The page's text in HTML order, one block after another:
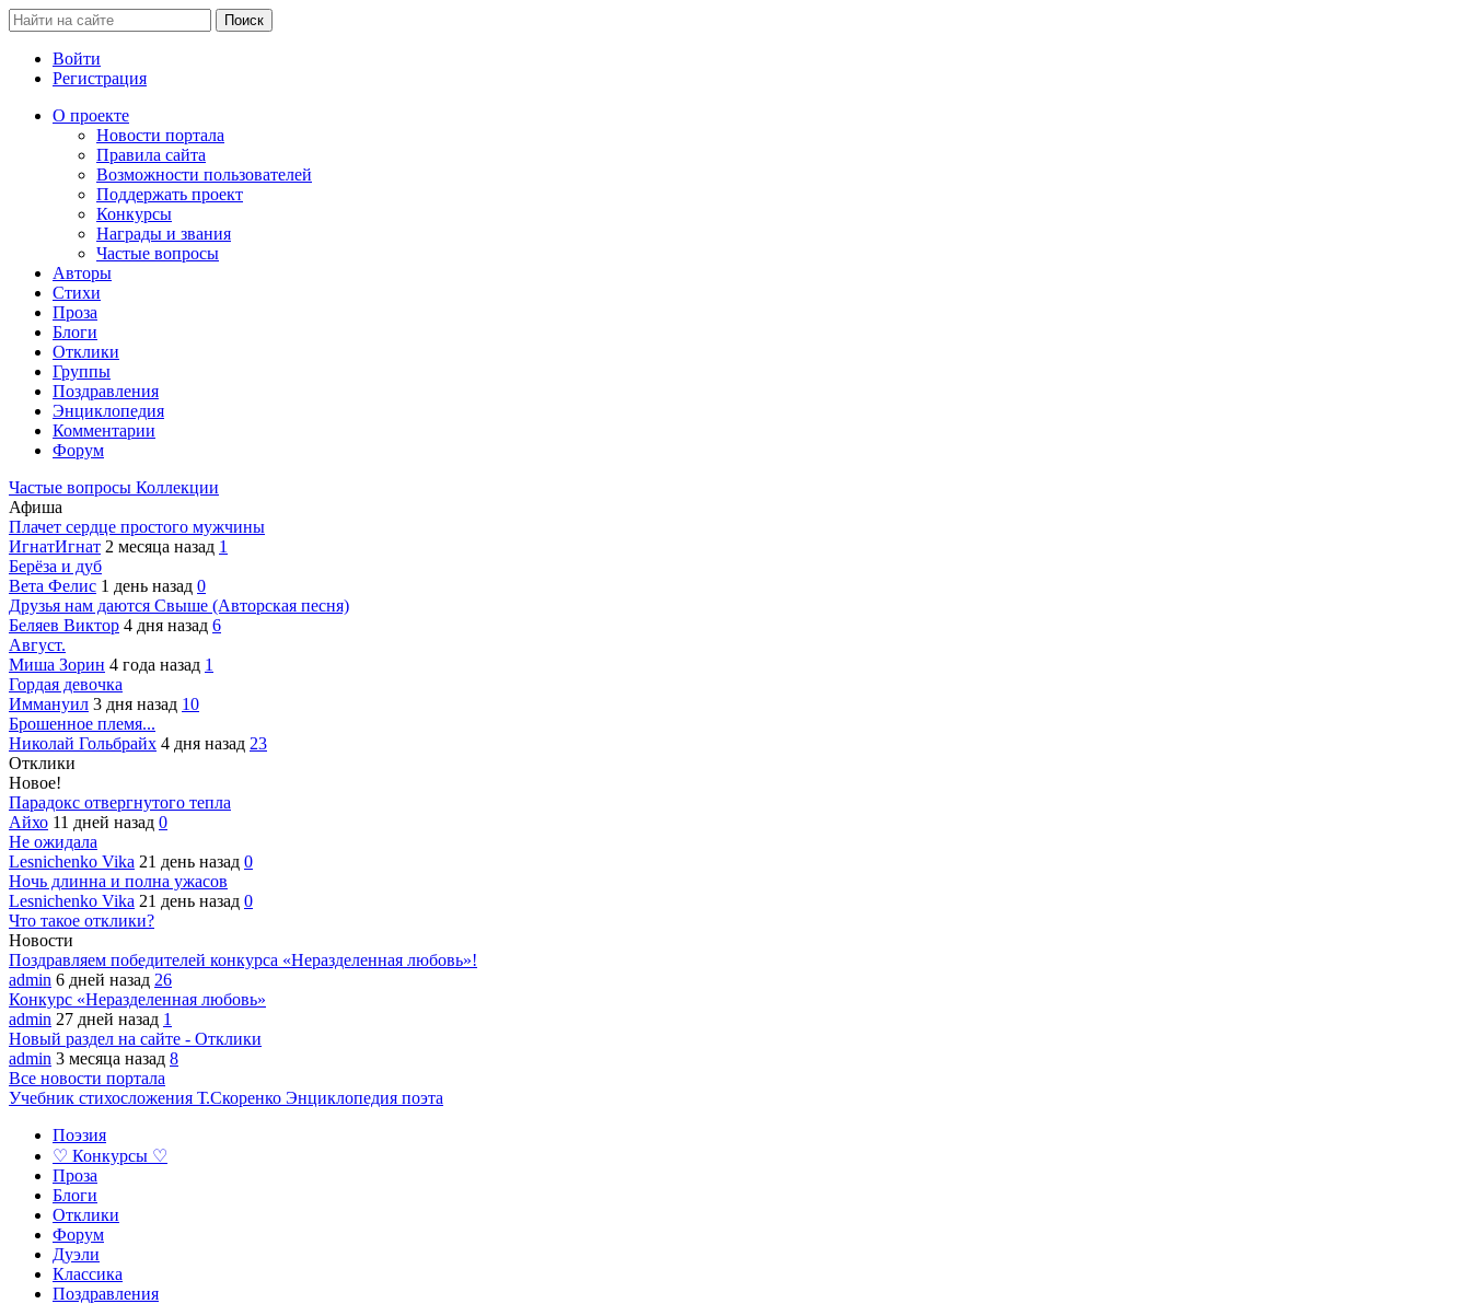
Войти
Регистрация
О проекте
Новости портала
Правила сайта
Возможности пользователей
Поддержать проект
Конкурсы
Награды и звания
Частые вопросы
Авторы
Стихи
Проза
Блоги
Отклики
Группы
Поздравления
Энциклопедия
Комментарии
Форум
Частые вопросы Коллекции
Афиша
Плачет сердце простого мужчины
ИгнатИгнат 2 месяца назад 1
Берёза и дуб
Вета Фелис 1 день назад 0
Друзья нам даются Свыше (Авторская песня)
Беляев Виктор 4 дня назад 6
Август.
Миша Зорин 4 года назад 1
Гордая девочка
Иммануил 3 дня назад 10
Брошенное племя...
Николай Гольбрайх 4 дня назад 23
Отклики
Новое!
Парадокс отвергнутого тепла
Айхо 11 дней назад 0
Не ожидала
Lesnichenko Vika 21 день назад 0
Ночь длинна и полна ужасов
Lesnichenko Vika 21 день назад 0
Что такое отклики?
Новости
Поздравляем победителей конкурса «Неразделенная любовь»!
admin 6 дней назад 26
Конкурс «Неразделенная любовь»
admin 27 дней назад 1
Новый раздел на сайте - Отклики
admin 3 месяца назад 8
Все новости портала
Учебник стихосложения Т.Скоренко Энциклопедия поэта
Поэзия
♡ Конкурсы ♡
Проза
Блоги
Отклики
Форум
Дуэли
Классика
Поздравления